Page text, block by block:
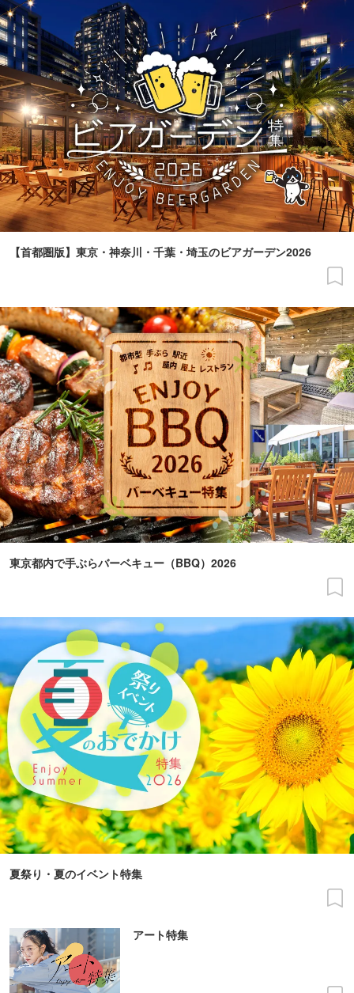
【首都圏版】東京・神奈川・千葉・埼玉のビアガーデン2026
東京都内で手ぶらバーベキュー（BBQ）2026
夏祭り・夏のイベント特集
アート特集